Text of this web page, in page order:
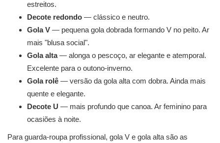
estreitos.
Decote redondo — clássico e neutro.
Gola V — pequena gola dobrada formando V no peito. Ar
mais "blusa social".
Gola alta— alonga o pescoço, ar elegante e atemporal.
Excelente para o outono-inverno.
Gola rolê — versão da gola alta com dobra. Ainda mais
quente e elegante.
Decote U — mais profundo que canoa. Ar feminino para
ocasiões à noite.
Para guarda-roupa profissional, gola V e gola alta são as